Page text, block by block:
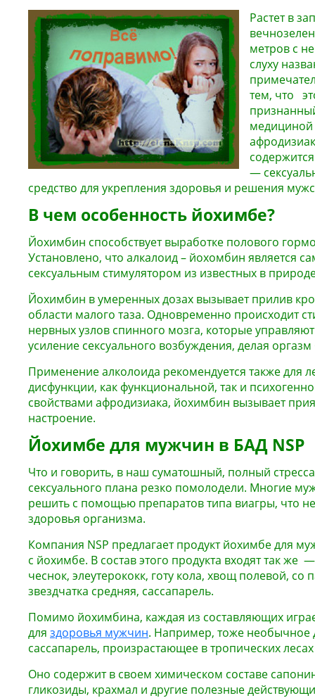
Растет в
метров с
слуху
тем, что
медициной
—
средство для укрепления здоровья и решения
В чем особенность йохимбе?
Йохимбин способствует выработке полового
Установлено, что алкалоид – йохомбин является
сексуальным стимулятором из известных в
Йохимбин в умеренных дозах вызывает прилив
области малого таза. Одновременно происходит
нервных узлов спинного мозга, которые
усиление сексуального возбуждения, делая
Применение алколоида рекомендуется также для
дисфункции, как функциональной, так и
свойствами афродизиака, йохимбин вызывает
настроение.
Йохимбе для мужчин в БАД NSP
Что и говорить, в наш суматошный, полный
сексуального плана резко помолодели. Многие
решить с помощью препаратов типа виагры, что
здоровья организма.
Компания NSP предлагает продукт йохимбе для
с йохимбе. В состав этого продукта входят так же —
чеснок, элеутерококк, готу кола, хвощ полевой, со
звездчатка средняя, сассапарель.
Помимо йохимбина, каждая из составляющих
для здоровья мужчин. Например, тоже необычное
сассапарель, произрастающее в тропических
Оно содержит в своем химическом составе
гликозиды, крахмал и другие полезные